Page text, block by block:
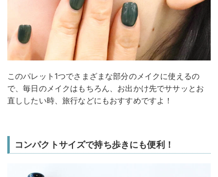
このパレット1つでさまざまな部分のメイクに使えるの
で、毎日のメイクはもちろん、お出かけ先でササッとお
直ししたい時、旅行などにもおすすめですよ！
コンパクトサイズで持ち歩きにも便利！